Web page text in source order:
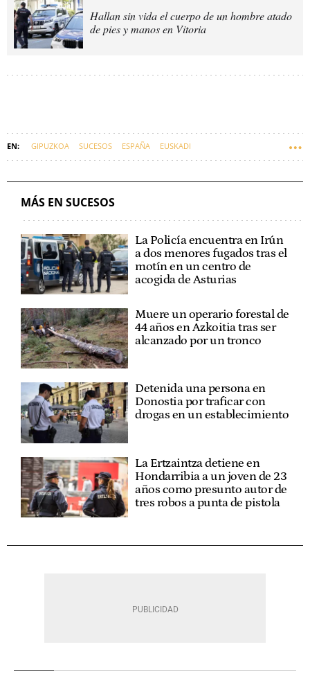
Hallan sin vida el cuerpo de un hombre atado
de pies y manos en Vitoria
GIPUZKOA SUCESOS ESPAÑA EUSKADI
MÁS EN SUCESOS
La Policía encuentra en Irún
a dos menores fugados tras el
motín en un centro de
acogida de Asturias
Muere un operario forestal de
44 años en Azkoitia tras ser
alcanzado por un tronco
Detenida una persona en
Donostia por traficar con
drogas en un establecimiento
La Ertzaintza detiene en
Hondarribia a un joven de 23
años como presunto autor de
tres robos a punta de pistola